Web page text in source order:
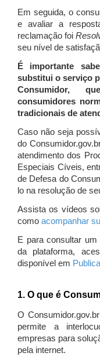
Em seguida, o
e avaliar a
reclamação foi
seu nível de
É importante
substitui o serviço
Consumidor,
consumidores
tradicionais de
Caso não seja
do
atendimento dos
Especiais Cíveis,
de Defesa do
lo na resolução de
Assista os vídeos
como acompanhar
E para consultar
da plataforma,
disponível em
1. O que é
O
permite a
empresas para
pela internet.